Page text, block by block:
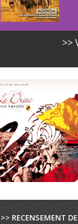
>>
>> RECENSEMENT